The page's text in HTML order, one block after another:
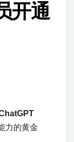
开通
力的黄金